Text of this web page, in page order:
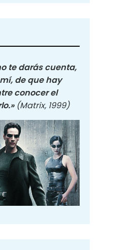
te darás cuenta,
de que hay
conocer el
(Matrix, 1999)